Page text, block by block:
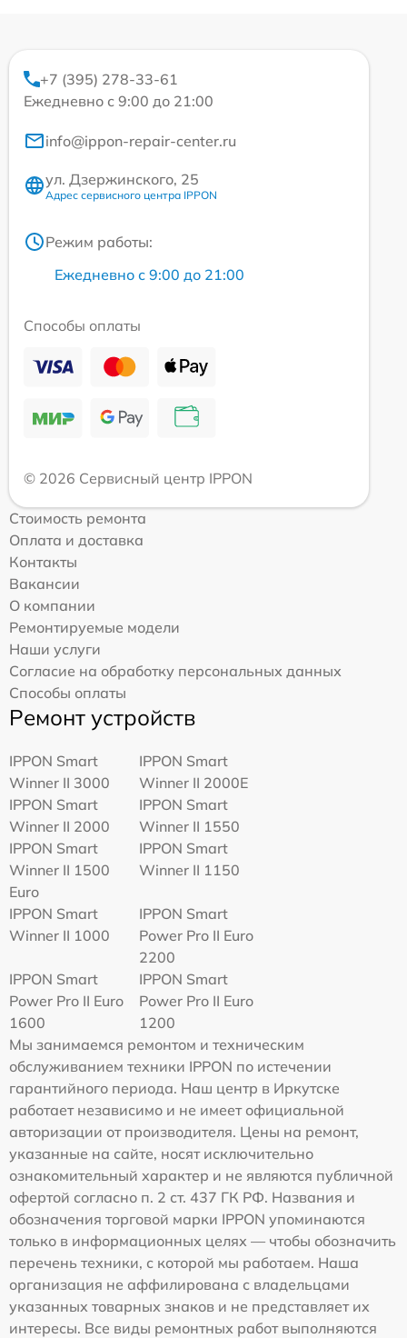
+7 (395) 278-33-61
Ежедневно с 9:00 до 21:00
info@ippon-repair-center.ru
ул. Дзержинского, 25
Адрес сервисного центра IPPON
Режим работы:
Ежедневно с 9:00 до 21:00
Способы оплаты
© 2026 Сервисный центр IPPON
Стоимость ремонта
Оплата и доставка
Контакты
Вакансии
О компании
Ремонтируемые модели
Наши услуги
Согласие на обработку персональных данных
Способы оплаты
Ремонт устройств
IPPON Smart
Winner II 3000
IPPON Smart
Winner II 2000E
IPPON Smart
Winner II 2000
IPPON Smart
Winner II 1550
IPPON Smart
Winner II 1500
Euro
IPPON Smart
Winner II 1150
IPPON Smart
Winner II 1000
IPPON Smart
Power Pro II Euro
2200
IPPON Smart
Power Pro II Euro
1600
IPPON Smart
Power Pro II Euro
1200
Мы занимаемся ремонтом и техническим
обслуживанием техники IPPON по истечении
гарантийного периода. Наш центр в Иркутске
работает независимо и не имеет официальной
авторизации от производителя. Цены на ремонт,
указанные на сайте, носят исключительно
ознакомительный характер и не являются публичной
офертой согласно п. 2 ст. 437 ГК РФ. Названия и
обозначения торговой марки IPPON упоминаются
только в информационных целях — чтобы обозначить
перечень техники, с которой мы работаем. Наша
организация не аффилирована с владельцами
указанных товарных знаков и не представляет их
интересы. Все виды ремонтных работ выполняются